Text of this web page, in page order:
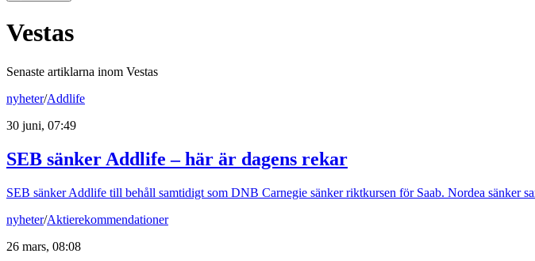
Vestas
Senaste artiklarna inom Vestas
nyheter/Addlife
30 juni, 07:49
SEB sänker Addlife – här är dagens rekar
SEB sänker Addlife till behåll samtidigt som DNB Carnegie sänker riktkursen för Saab. Nordea sänker
nyheter/Aktierekommendationer
26 mars, 08:08